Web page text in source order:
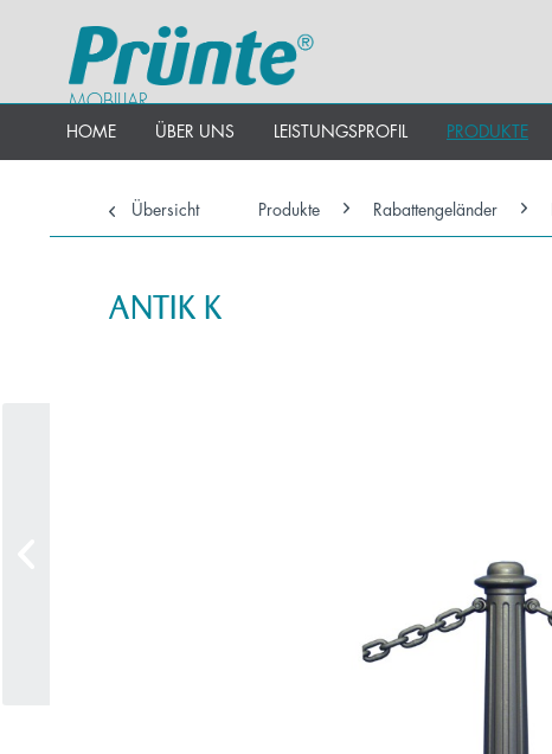
MOBILIAR
HOME ÜBER UNS LEISTUNGSPROFIL PRODUKTE
Übersicht Produkte Rabattengeländer
ANTIK K